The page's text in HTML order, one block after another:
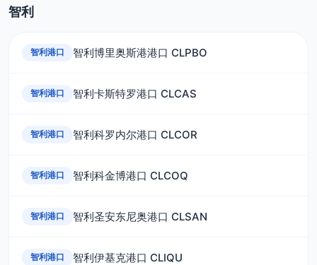
智利
智利港口 智利博里奥斯港港口 CLPBO
智利港口 智利卡斯特罗港口 CLCAS
智利港口 智利科罗内尔港口 CLCOR
智利港口 智利科金博港口 CLCOQ
智利港口 智利圣安东尼奥港口 CLSAN
智利港口 智利伊基克港口 CLIQU